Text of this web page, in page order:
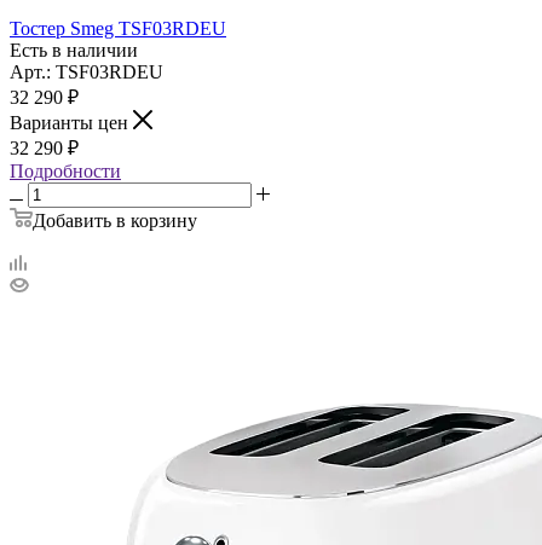
Тостер Smeg TSF03RDEU
Есть в наличии
Арт.: TSF03RDEU
32 290 ₽
Варианты цен
32 290 ₽
Подробности
Добавить в корзину